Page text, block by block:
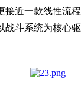
接近一款线性流
战斗系统为核心